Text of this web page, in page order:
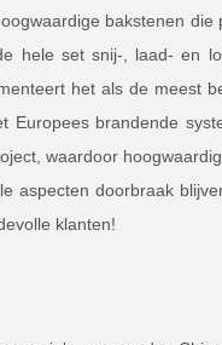
bakstenen
hele set snij-, laad- en
het als de meest
Europees brandende
waardoor
aspecten doorbraak
klanten!